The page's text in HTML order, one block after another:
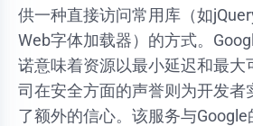
供一种直接访问常用库（如
Web字体加载器）的方式。
诺意味着资源以最小延迟和最大
司在安全方面的声誉则为开发者
了额外的信心。该服务与Google